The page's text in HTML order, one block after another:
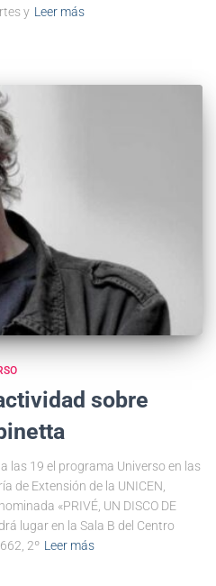
y Leer más
sobre
las 19 el programa Universo en las
de Extensión de la UNICEN,
«PRIVÉ, UN DISCO DE
lugar en la Sala B del Centro
2º Leer más